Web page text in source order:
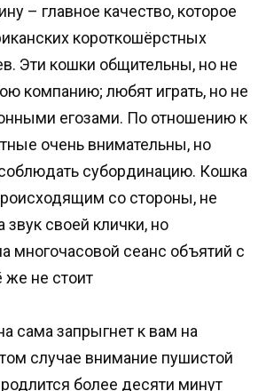
– главное качество, которое
короткошёрстных
Эти кошки общительны, но не
компанию; любят играть, но не
егозами. По отношению к
очень внимательны, но
субординацию. Кошка
со стороны, не
звук своей клички, но
многочасовой сеанс объятий с
не стоит
сама запрыгнет к вам на
случае внимание пушистой
более десяти минут